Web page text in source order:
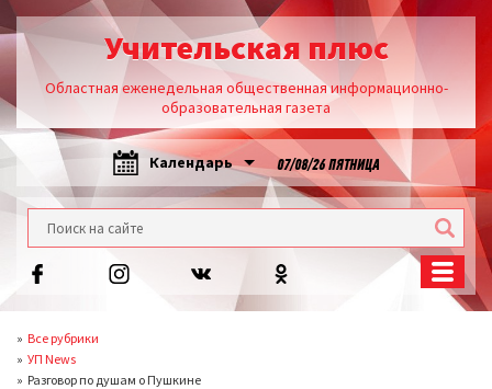
Учительская плюс
Областная еженедельная общественная информационно-
образовательная газета
Календарь 07/08/26 ПЯТНИЦА
Все рубрики
УП News
Разговор по душам о Пушкине